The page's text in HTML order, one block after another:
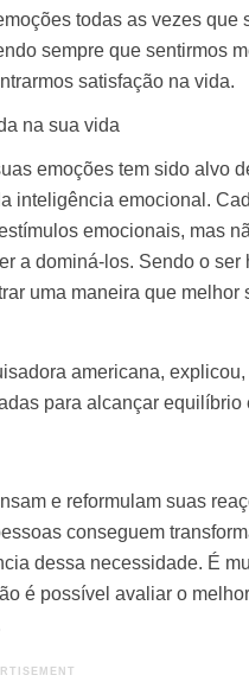
todas as vezes que
sempre que sentirmos
satisfação na vida.
na sua vida
emoções tem sido alvo
inteligência emocional.
emocionais, mas
a dominá-los. Sendo o ser
uma maneira que melhor
americana, explicou,
para alcançar equilíbrio
e reformulam suas
conseguem
dessa necessidade. É
é possível avaliar o